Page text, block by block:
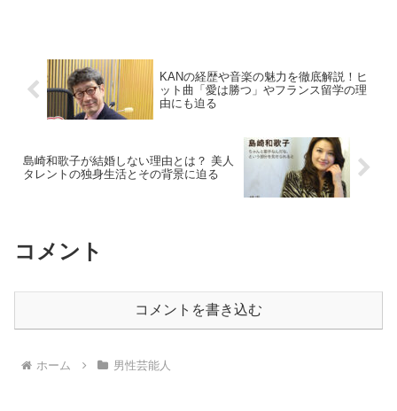
KANの経歴や音楽の魅力を徹底解説！ヒ
ット曲「愛は勝つ」やフランス留学の理
由にも迫る
島崎和歌子が結婚しない理由とは？ 美人
タレントの独身生活とその背景に迫る
コメント
コメントを書き込む
ホーム 男性芸能人